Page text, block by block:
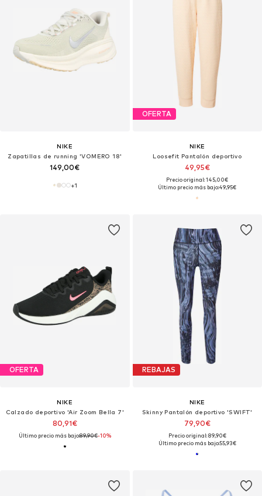
NIKE
Zapatillas de running 'VOMERO 18'
149,00€
+1
OFERTA
NIKE
Loosefit Pantalón deportivo
49,95€
Precio original: 145,00€
Último precio más bajo:49,95€
OFERTA
NIKE
Calzado deportivo 'Air Zoom Bella 7'
80,91€
Último precio más bajo:89,90€-10%
REBAJAS
NIKE
Skinny Pantalón deportivo 'SWIFT'
79,90€
Precio original: 89,90€
Último precio más bajo:55,93€